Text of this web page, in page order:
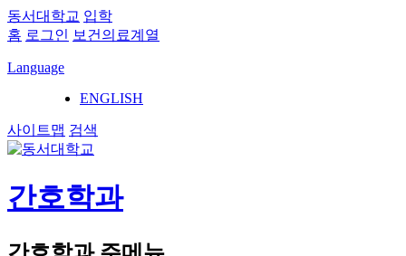
동서대학교 입학
홈 로그인 보건의료계열
Language
ENGLISH
사이트맵 검색
간호학과